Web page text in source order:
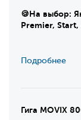
🍪На выбор:
Premier,
Подробнее
Гига MOVIX